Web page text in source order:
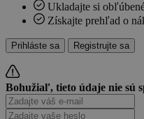
Ukladajte si
Získajte prehľad o
Prihláste sa Registrujte sa
Bohužiaľ, tieto údaje nie sú